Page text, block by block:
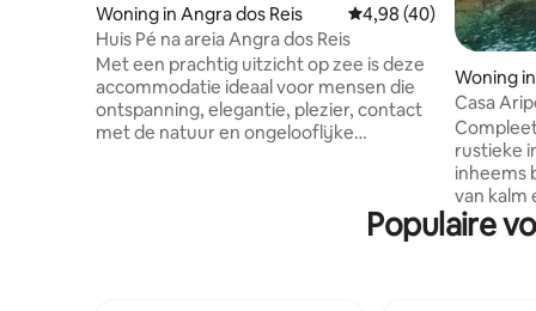
Woning in Angra dos Reis Gemiddelde
4,98 (40)
Huis Pé na areia Angra dos Reis
Met een prachtig uitzicht op zee is deze
accommodatie ideaal voor mensen die
ontspanning, elegantie, plezier, contact
met de natuur en ongelooflijke
dichtstbijzijnde locatie bij Ilha Grande en
Woning
Casa
Reis
rustieke
inheems
van kalm
Populaire